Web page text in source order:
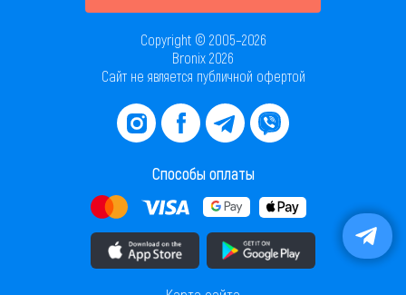
Copyright © 2005–2026
Bronix 2026
Сайт не является публичной офертой
Способы оплаты
Скачать приложение в AppStore Скачать приложение в PlayMarket